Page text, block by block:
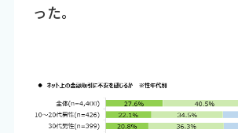
った。